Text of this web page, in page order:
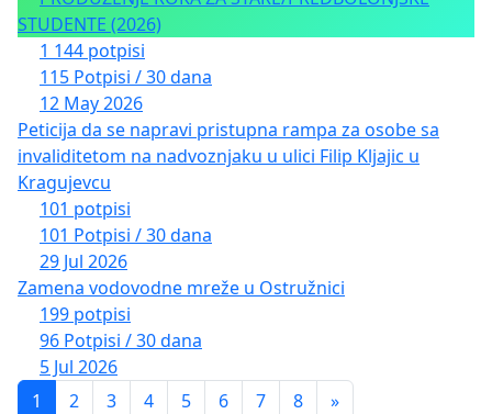
STUDENTE (2026)
1 144 potpisi
115 Potpisi / 30 dana
12 May 2026
Peticija da se napravi pristupna rampa za osobe sa
invaliditetom na nadvoznjaku u ulici Filip Kljajic u
Kragujevcu
101 potpisi
101 Potpisi / 30 dana
29 Jul 2026
Zamena vodovodne mreže u Ostružnici
199 potpisi
96 Potpisi / 30 dana
5 Jul 2026
1
2 3 4 5 6 7 8 »